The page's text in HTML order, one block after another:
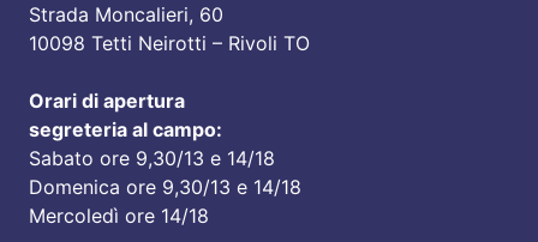
Strada Moncalieri, 60
10098 Tetti Neirotti – Rivoli TO
Orari di apertura
segreteria al campo:
Sabato ore 9,30/13 e 14/18
Domenica ore 9,30/13 e 14/18
Mercoledì ore 14/18